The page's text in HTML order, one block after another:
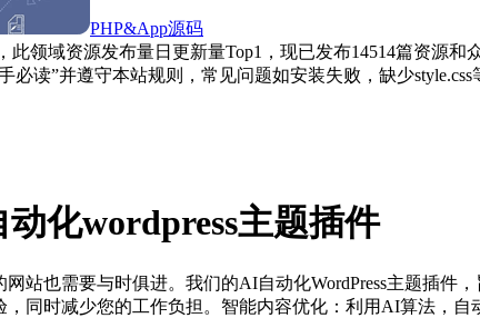
PHP&App源码
此领域资源发布量日更新量Top1，现已发布14514篇资源和
必读”并遵守本站规则，常见问题如安装失败，缺少style.css
化wordpress主题插件
站也需要与时俱进。我们的AI自动化WordPress主题插
同时减少您的工作负担。智能内容优化：利用AI算法，